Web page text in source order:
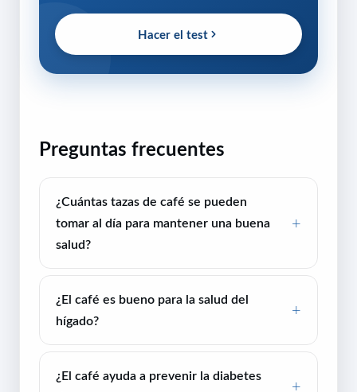
Hacer el test
Preguntas frecuentes
¿Cuántas tazas de café se pueden
tomar al día para mantener una buena
salud?
¿El café es bueno para la salud del
hígado?
¿El café ayuda a prevenir la diabetes